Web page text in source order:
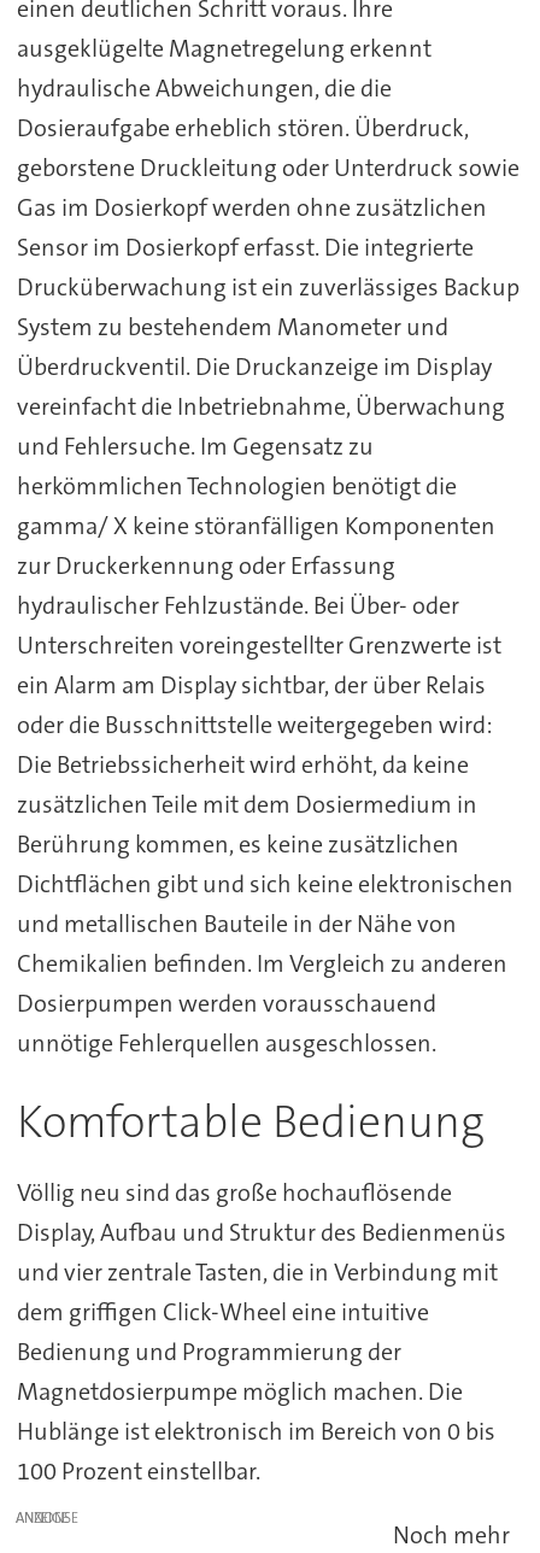
einen deutlichen Schritt voraus. Ihre
ausgeklügelte Magnetregelung erkennt
hydraulische Abweichungen, die die
Dosieraufgabe erheblich stören. Überdruck,
geborstene Druckleitung oder Unterdruck sowie
Gas im Dosierkopf werden ohne zusätzlichen
Sensor im Dosierkopf erfasst. Die integrierte
Drucküberwachung ist ein zuverlässiges Backup
System zu bestehendem Manometer und
Überdruckventil. Die Druckanzeige im Display
vereinfacht die Inbetriebnahme, Überwachung
und Fehlersuche. Im Gegensatz zu
herkömmlichen Technologien benötigt die
gamma/ X keine störanfälligen Komponenten
zur Druckerkennung oder Erfassung
hydraulischer Fehlzustände. Bei Über- oder
Unterschreiten voreingestellter Grenzwerte ist
ein Alarm am Display sichtbar, der über Relais
oder die Busschnittstelle weitergegeben wird:
Die Betriebssicherheit wird erhöht, da keine
zusätzlichen Teile mit dem Dosiermedium in
Berührung kommen, es keine zusätzlichen
Dichtflächen gibt und sich keine elektronischen
und metallischen Bauteile in der Nähe von
Chemikalien befinden. Im Vergleich zu anderen
Dosierpumpen werden vorausschauend
unnötige Fehlerquellen ausgeschlossen.
Komfortable Bedienung
Völlig neu sind das große hochauflösende
Display, Aufbau und Struktur des Bedienmenüs
und vier zentrale Tasten, die in Verbindung mit
dem griffigen Click-Wheel eine intuitive
Bedienung und Programmierung der
Magnetdosierpumpe möglich machen. Die
Hublänge ist elektronisch im Bereich von 0 bis
100 Prozent einstellbar.
ANZEIGE
Noch mehr